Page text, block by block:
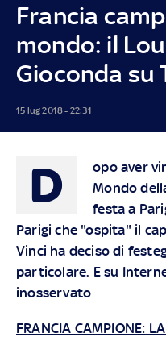
Francia
mondo: il
Gioconda
15 lug 2018 - 22:31
D
opo aver
Mondo
festa a
Parigi che "ospita" il
Vinci ha deciso di
particolare. E su
inosservato
FRANCIA CAMPIONE: